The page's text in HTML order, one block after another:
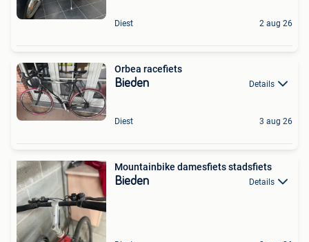
Diest 2 aug 26
Orbea racefiets
Bieden Details
Diest 3 aug 26
Mountainbike damesfiets stadsfiets
Bieden Details